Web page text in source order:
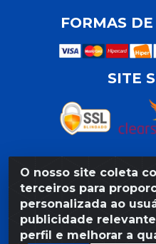
O nosso site coleta
terceiros para
personalizada ao
publicidade
perfil e melhorar a
FORMAS
SITE
Razão Social: Armazém
103 - São José -
CNPJ